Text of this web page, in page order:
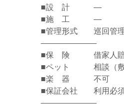
■設 計 ―
■施 工 ―
■管理形式 巡回管
―――――――
■保 険 借家人賠償
■ペット 相談（敷1
■楽 器 不可
■保証会社 利用必
―――――――